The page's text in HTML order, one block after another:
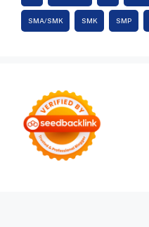
SMA/SMK SMK SMP